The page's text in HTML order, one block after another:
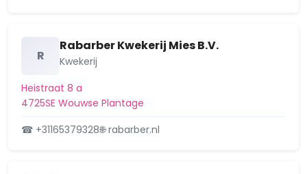
R
Rabarber Kwekerij Mies B.V.
Kwekerij
Heistraat 8 a
4725SE Wouwse Plantage
☎ +31165379328🌐 rabarber.nl